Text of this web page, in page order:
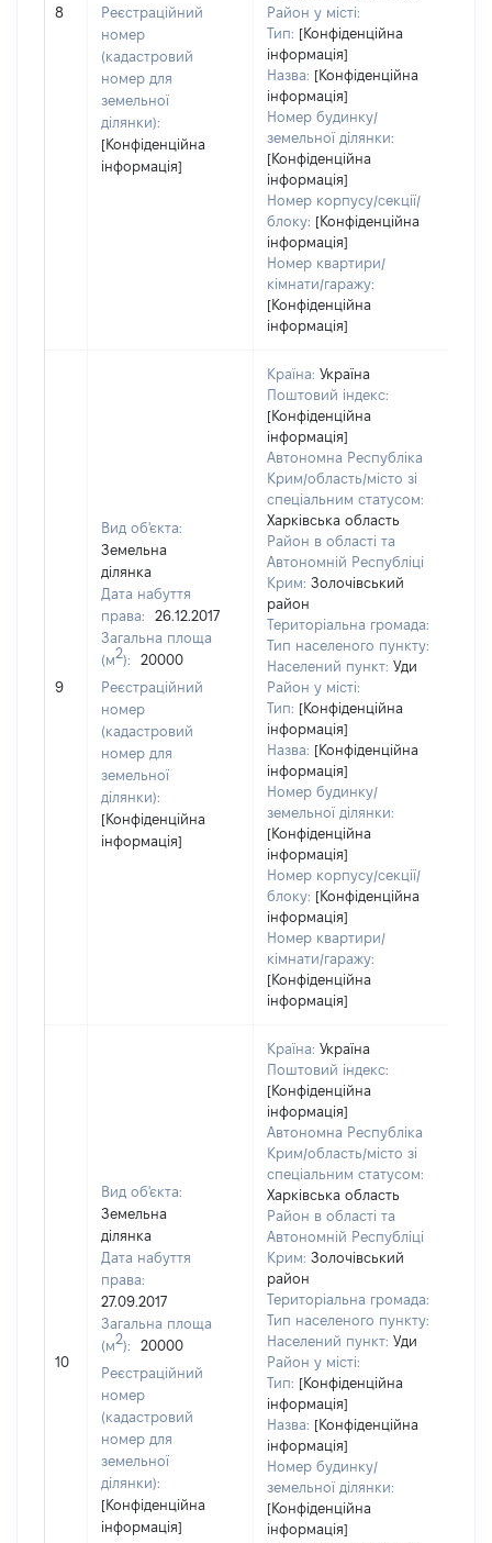
8
Реєстраційний
номер
(кадастровий
номер для
земельної
ділянки):
[Конфіденційна
інформація]
Район у місті:
Тип: [Конфіденційна
інформація]
Назва: [Конфіденційна
інформація]
Номер будинку/
земельної ділянки:
[Конфіденційна
інформація]
Номер корпусу/секції/
блоку: [Конфіденційна
інформація]
Номер квартири/
кімнати/гаражу:
[Конфіденційна
інформація]
9
Вид об'єкта:
Земельна
ділянка
Дата набуття
права:
26.12.2017
Загальна площа
(м2):
20000
Реєстраційний
номер
(кадастровий
номер для
земельної
ділянки):
[Конфіденційна
інформація]
Країна: Україна
Поштовий індекс:
[Конфіденційна
інформація]
Автономна Республіка
Крим/область/місто зі
спеціальним статусом:
Харківська область
Район в області та
Автономній Республіці
Крим: Золочівський
район
Територіальна громада:
Тип населеного пункту:
Населений пункт: Уди
Район у місті:
Тип: [Конфіденційна
інформація]
Назва: [Конфіденційна
інформація]
Номер будинку/
земельної ділянки:
[Конфіденційна
інформація]
Номер корпусу/секції/
блоку: [Конфіденційна
інформація]
Номер квартири/
кімнати/гаражу:
[Конфіденційна
інформація]
10
Вид об'єкта:
Земельна
ділянка
Дата набуття
права:
27.09.2017
Загальна площа
(м2):
20000
Реєстраційний
номер
(кадастровий
номер для
земельної
ділянки):
[Конфіденційна
інформація]
Країна: Україна
Поштовий індекс:
[Конфіденційна
інформація]
Автономна Республіка
Крим/область/місто зі
спеціальним статусом:
Харківська область
Район в області та
Автономній Республіці
Крим: Золочівський
район
Територіальна громада:
Тип населеного пункту:
Населений пункт: Уди
Район у місті:
Тип: [Конфіденційна
інформація]
Назва: [Конфіденційна
інформація]
Номер будинку/
земельної ділянки:
[Конфіденційна
інформація]